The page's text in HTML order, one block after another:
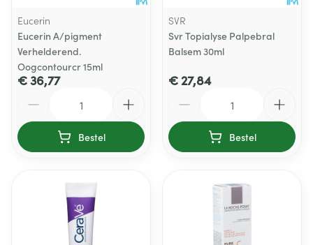
Eucerin
Eucerin A/pigment
Verhelderend.
Oogcontourcr 15ml
€ 36,77
Bestel
SVR
Svr Topialyse Palpebral
Balsem 30ml
€ 27,84
Bestel